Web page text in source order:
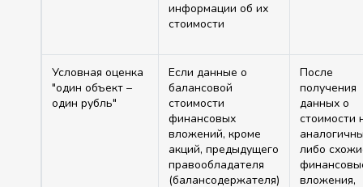
информации об их
стоимости
Условная оценка
"один объект –
один рубль"
Если данные о
балансовой
стоимости
финансовых
вложений, кроме
акций, предыдущего
правообладателя
(балансодержателя)
После
получения
данных о
стоимости
либо
вложения,